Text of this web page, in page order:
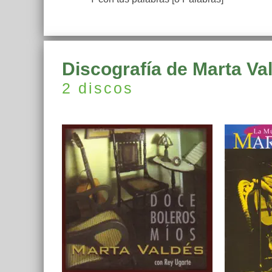
Discografía de Marta
2 discos